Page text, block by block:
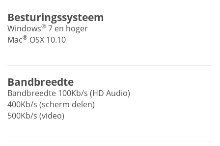
Besturingssysteem
Windows® 7 en hoger
Mac® OSX 10.10
Bandbreedte
Bandbreedte 100Kb/s (HD Audio)
400Kb/s (scherm delen)
500Kb/s (video)